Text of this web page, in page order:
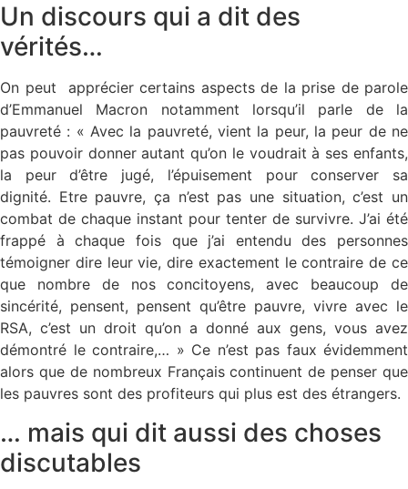
Un discours qui a dit des
vérités…
On peut apprécier certains aspects de la prise de parole
d’Emmanuel Macron notamment lorsqu’il parle de la
pauvreté : « Avec la pauvreté, vient la peur, la peur de ne
pas pouvoir donner autant qu’on le voudrait à ses enfants,
la peur d’être jugé, l’épuisement pour conserver sa
dignité. Etre pauvre, ça n’est pas une situation, c’est un
combat de chaque instant pour tenter de survivre. J’ai été
frappé à chaque fois que j’ai entendu des personnes
témoigner dire leur vie, dire exactement le contraire de ce
que nombre de nos concitoyens, avec beaucoup de
sincérité, pensent, pensent qu’être pauvre, vivre avec le
RSA, c’est un droit qu’on a donné aux gens, vous avez
démontré le contraire,… » Ce n’est pas faux évidemment
alors que de nombreux Français continuent de penser que
les pauvres sont des profiteurs qui plus est des étrangers.
… mais qui dit aussi des choses
discutables